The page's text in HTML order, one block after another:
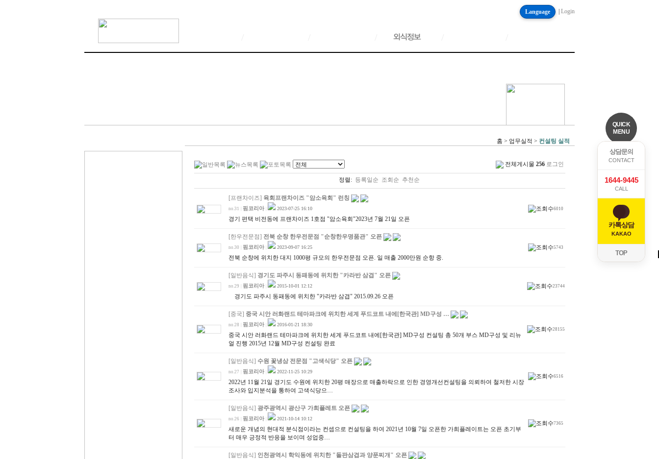
QUICK
MENU
상담문의
CONTACT
1644-9445
CALL
카톡상담
KAKAO
TOP
Language | Login
홈 > 업무실적 > 컨설팅 실적
전체게시물 256 로그인
정렬: 등록일순 조회순 추천순
[프랜차이즈] 육회프랜차이즈 "암소육회" 런칭
no.31 핌코리아 2023-07-25 16:10
경기 편택 비전동에 프랜차이즈 1호점 "암소육회"2023년 7월 21일 오픈
6010
[한우전문점] 전북 순창 한우전문점 "순창한우명품관" 오픈
no.30 핌코리아 2023-09-07 16:25
전북 순창에 위치한 대지 1000평 규모의 한우전문점 오픈. 일 매출 2000만원 순항 중.
5743
[일반음식] 경기도 파주시 동패동에 위치한 "카라반 삼겹" 오픈
no.29 핌코리아 2015-10-01 12:12
경기도 파주시 동패동에 위치한 "카라반 삼겹" 2015.09.26 오픈
23744
[중국] 중국 시안 러화랜드 테마파크에 위치한 세계 푸드코트 내에[한국관] MD구성 …
no.28 핌코리아 2016-01-21 18:30
중국 시안 러화랜드 테마파크에 위치한 세계 푸드코트 내에[한국관] MD구성 컨설팅 총 50개 부스 MD구성 및 리뉴
얼 진행 2015년 12월 MD구성 컨설팅 완료
28155
[일반음식] 수원 꽃냉삼 전문점 "고색식당" 오픈
no.27 핌코리아 2022-11-25 10:29
2022년 11월 21일 경기도 수원에 위치한 20평 매장으로 매출하락으로 인한 경영개선컨설팅을 의뢰하여 철저한 시장
조사와 입지분석을 통하여 고색식당으…
6516
[일반음식] 광주광역시 광산구 가희플레트 오픈
no.26 핌코리아 2021-10-14 10:12
새로운 개념의 현대적 분식점이라는 컨셉으로 컨설팅을 하여 2021년 10월 7일 오픈한 가희플레이트는 오픈 초기부
터 매우 긍정적 반응을 보이며 성업중…
7365
[일반음식] 인천광역시 학익동에 위치한 "돌판삼겹과 양푼찌개" 오픈